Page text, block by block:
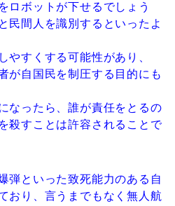
ボットが下せるでしょう
民間人を識別するといったよ
やすくする可能性があり、
が自国民を制圧する目的にも
なったら、誰が責任をとるの
殺すことは許容されることで
弾といった致死能力のある自
おり、言うまでもなく無人航